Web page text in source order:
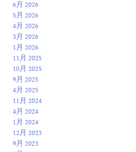
6月 2026
5月 2026
4月 2026
3月 2026
1月 2026
11月 2025
10月 2025
9月 2025
4月 2025
11月 2024
4月 2024
1月 2024
12月 2023
9月 2023